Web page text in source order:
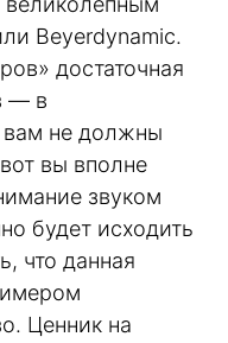
Beyerdynamic.
достаточная
— в
вам не должны
вы вполне
звуком
будет исходить
что данная
Ценник на